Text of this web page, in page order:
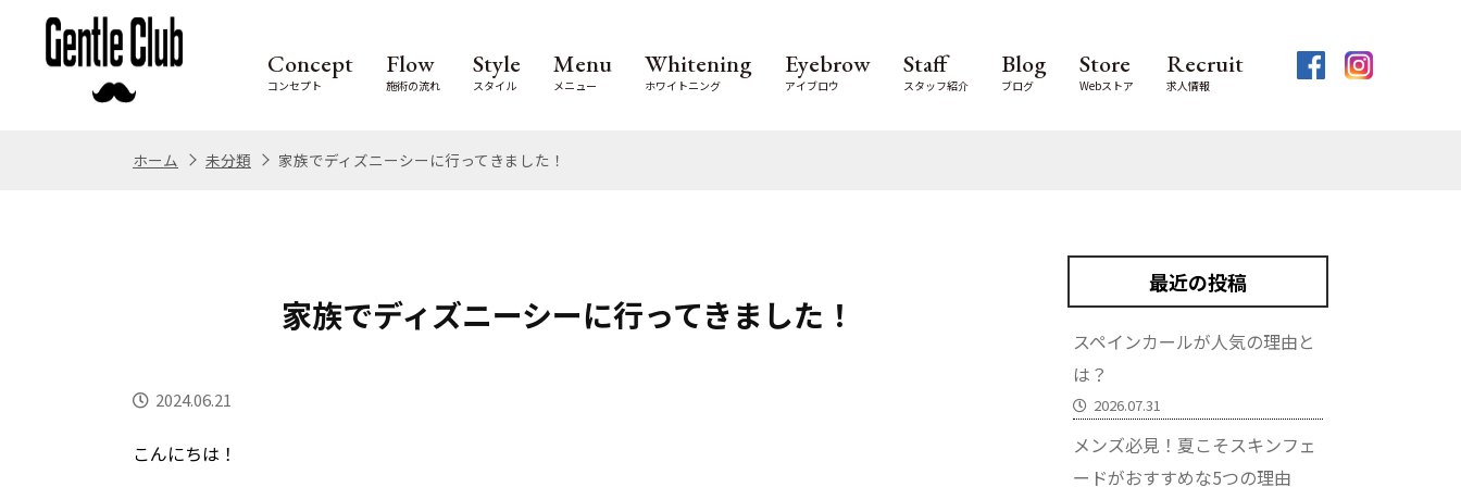
Concept
コンセプト
Flow
施術の流れ
Style
スタイル
Menu
メニュー
Whitening
ホワイトニング
Eyebrow
アイブロウ
Staff
スタッフ紹介
Blog
ブログ
Store
Webストア
Recruit
求人情報
ホーム 未分類 家族でディズニーシーに行ってきました！
家族でディズニーシーに行ってきました！
2024.06.21
こんにちは！
最近の投稿
スペインカールが人気の理由と
は？
2026.07.31
メンズ必見！夏こそスキンフェ
ードがおすすめな5つの理由